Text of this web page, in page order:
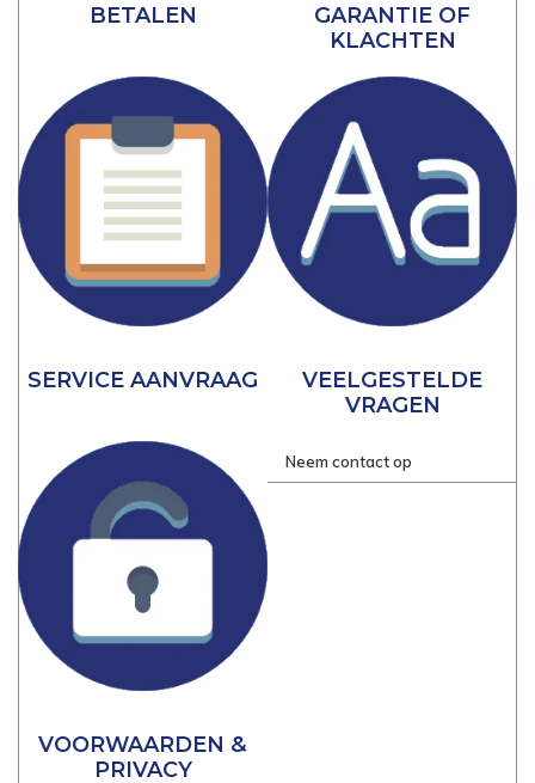
BETALEN
GARANTIE OF
KLACHTEN
SERVICE AANVRAAG
VEELGESTELDE
VRAGEN
VOORWAARDEN &
PRIVACY
Neem contact op